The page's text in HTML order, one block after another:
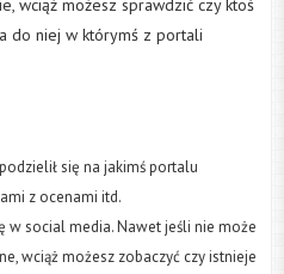
wciąż możesz sprawdzić czy ktoś
do niej w którymś z portali
się na jakimś portalu
z ocenami itd.
w social media. Nawet jeśli nie może
wciąż możesz zobaczyć czy istnieje